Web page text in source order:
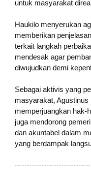
untuk masyarakat
Haukilo menyerukan
memberikan
terkait langkah
mendesak agar
diwujudkan demi
Sebagai aktivis yang
masyarakat,
memperjuangkan hak-
juga mendorong
dan akuntabel dalam
yang berdampak